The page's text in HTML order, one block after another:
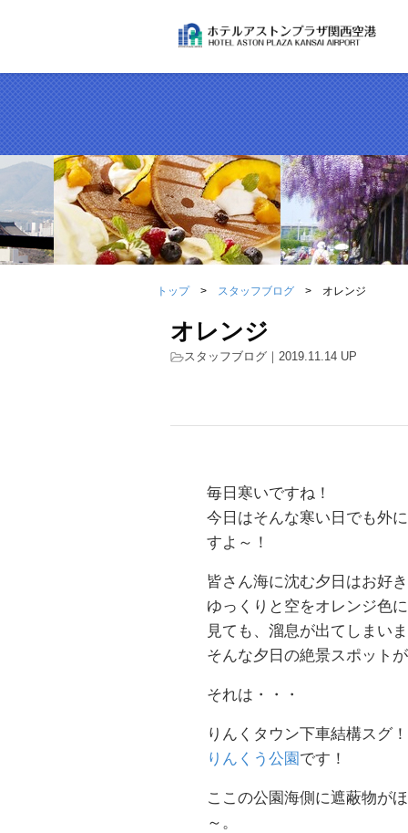
トップ スタッフブログ オレンジ
オレンジ
スタッフブログ ｜2019.11.14 UP
毎日寒いですね！
今日はそんな寒い日でも外
すよ～！
皆さん海に沈む夕日はお好
ゆっくりと空をオレンジ色
見ても、溜息が出てしまいま
そんな夕日の絶景スポット
それは・・・
りんくタウン下車結構スグ！
りんくう公園です！
ここの公園海側に遮蔽物が
～。